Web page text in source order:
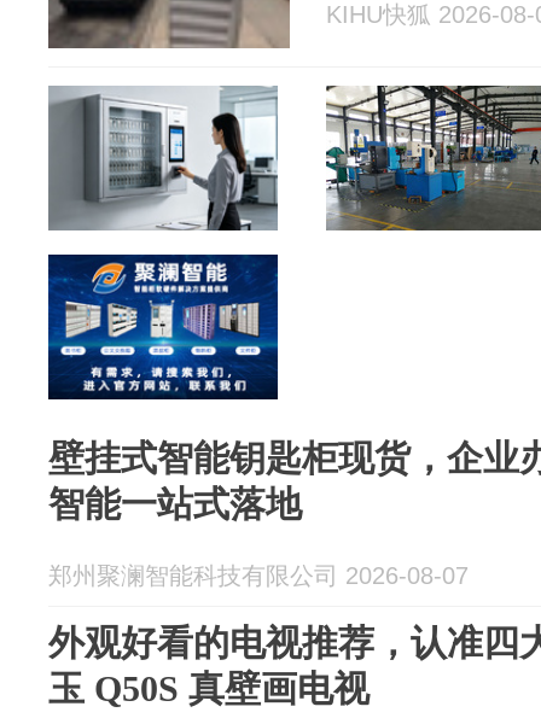
KIHU快狐 2026-08-
壁挂式智能钥匙柜现货，企业
智能一站式落地
郑州聚澜智能科技有限公司 2026-08-07
外观好看的电视推荐，认准四
玉 Q50S 真壁画电视